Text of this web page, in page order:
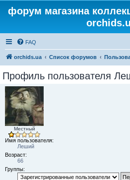
форум магазина
FAQ
orchids.ua Список форумов
Профиль пользователя
Местный
Имя пользователя:
Леший
Возраст:
66
Группы: